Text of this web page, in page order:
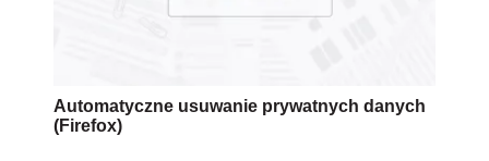
Automatyczne usuwanie prywatnych danych
(Firefox)